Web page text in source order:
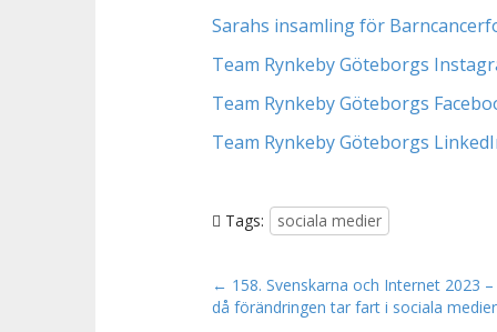
Sarahs insamling för
Team Rynkeby Göteborgs
Team Rynkeby Göteborgs
Team Rynkeby Göteborgs
Tags: sociala medier
P
o
← 158. Svenskarna och Internet 2023
då förändringen tar fart i sociala medier